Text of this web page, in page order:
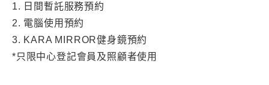
1. 日間暫託服務預約
2. 電腦使用預約
3. KARA MIRROR健身鏡預約
*只限中心登記會員及照顧者使用